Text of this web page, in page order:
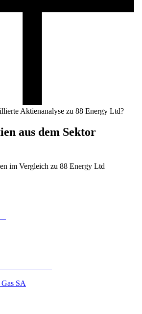
Aktienanalyse zu 88 Energy Ltd?
aus dem Sektor
im Vergleich zu 88 Energy Ltd
SA